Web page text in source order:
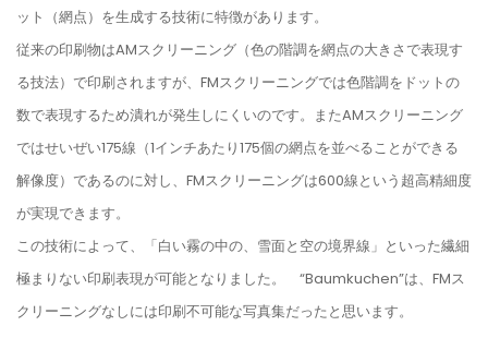
ット（網点）を生成する技術に特徴があります。
従来の印刷物はAMスクリーニング（色の階調を網点の大きさで表現す
る技法）で印刷されますが、FMスクリーニングでは色階調をドットの
数で表現するため潰れが発生しにくいのです。またAMスクリーニング
ではせいぜい175線（1インチあたり175個の網点を並べることができる
解像度）であるのに対し、FMスクリーニングは600線という超高精細度
が実現できます。
この技術によって、「白い霧の中の、雪面と空の境界線」といった繊細
極まりない印刷表現が可能となりました。 “Baumkuchen”は、FMス
クリーニングなしには印刷不可能な写真集だったと思います。